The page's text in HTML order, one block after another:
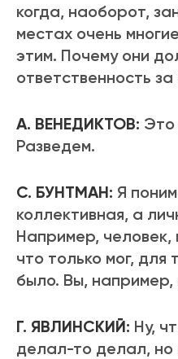
когда, наоборот,
местах очень
этим. Почему они
ответственность
А. ВЕНЕДИКТОВ: Это
Разведем.
С. БУНТМАН: Я
коллективная, а
Например, человек,
что только мог, для
было. Вы, например,
Г. ЯВЛИНСКИЙ: Ну,
делал-то делал, но